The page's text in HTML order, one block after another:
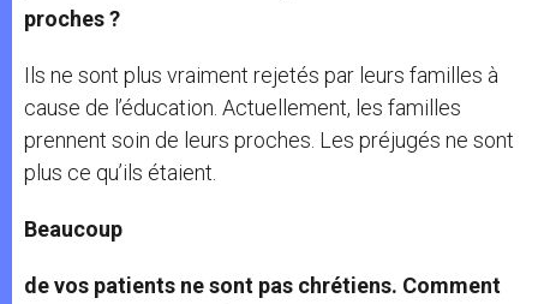
proches ?
Ils ne sont plus vraiment rejetés par leurs familles à
cause de l’éducation. Actuellement, les familles
prennent soin de leurs proches. Les préjugés ne sont
plus ce qu’ils étaient.
Beaucoup
de vos patients ne sont pas chrétiens. Comment